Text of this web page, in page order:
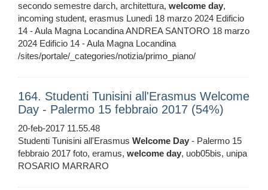
secondo semestre darch, architettura, welcome day,
incoming student, erasmus Lunedì 18 marzo 2024 Edificio
14 - Aula Magna Locandina ANDREA SANTORO 18 marzo
2024 Edificio 14 - Aula Magna Locandina
/sites/portale/_categories/notizia/primo_piano/
164. Studenti Tunisini all'Erasmus Welcome
Day - Palermo 15 febbraio 2017 (54%)
20-feb-2017 11.55.48
Studenti Tunisini all'Erasmus Welcome Day - Palermo 15
febbraio 2017 foto, eramus, welcome day, uob05bis, unipa
ROSARIO MARRARO